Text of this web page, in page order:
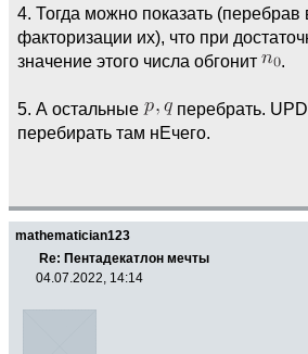
4. Тогда можно показать
факторизации их), что при
значение этого числа обгонит
.
5. А остальные
перебрать.
перебирать там нЕчего.
mathematician123
Re: Пентадекатлон мечты
04.07.2022, 14:14